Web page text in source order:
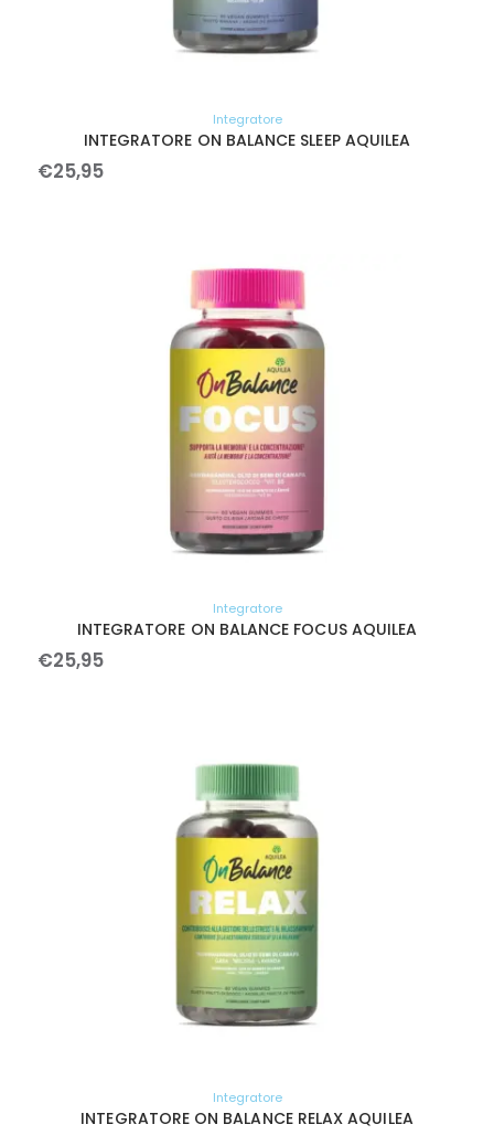
Integratore
INTEGRATORE ON BALANCE SLEEP AQUILEA
€25,95
Integratore
INTEGRATORE ON BALANCE FOCUS AQUILEA
€25,95
Integratore
INTEGRATORE ON BALANCE RELAX AQUILEA